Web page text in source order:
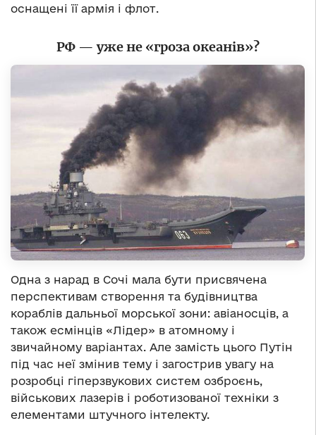
оснащені її армія і флот.
РФ — уже не «гроза океанів»?
Одна з нарад в Сочі мала бути присвячена
перспективам створення та будівництва
кораблів дальньої морської зони: авіаносців, а
також есмінців «Лідер» в атомному і
звичайному варіантах. Але замість цього Путін
під час неї змінив тему і загострив увагу на
розробці гіперзвукових систем озброєнь,
військових лазерів і роботизованої техніки з
елементами штучного інтелекту.